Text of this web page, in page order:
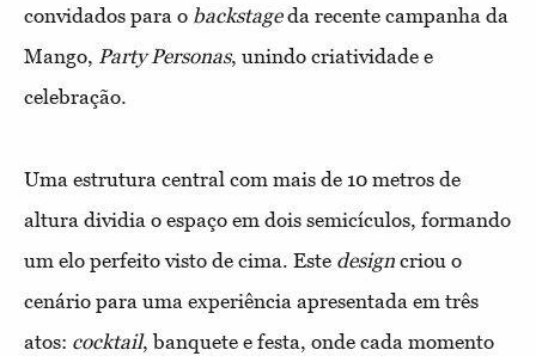
convidados para o backstageda recente campanha da
Mango, Party Personas, unindo criatividade e
celebração.
Uma estrutura central com mais de 10 metros de
altura dividia o espaço em dois semicículos, formando
um elo perfeito visto de cima. Este design criou o
cenário para uma experiência apresentada em três
atos: cocktail, banquete e festa, onde cada momento